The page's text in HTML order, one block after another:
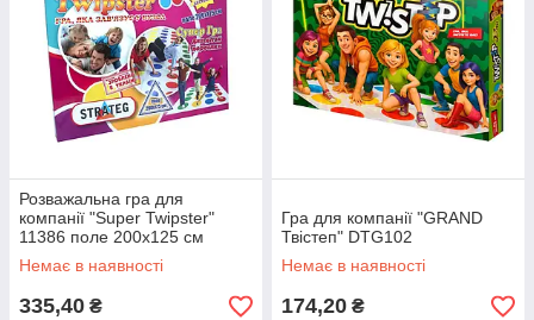
Розважальна гра для
компанії "Super Twipster"
11386 поле 200х125 см
Немає в наявності
335,40 ₴
Гра для компанії "GRAND
Твістеп" DTG102
Немає в наявності
174,20 ₴